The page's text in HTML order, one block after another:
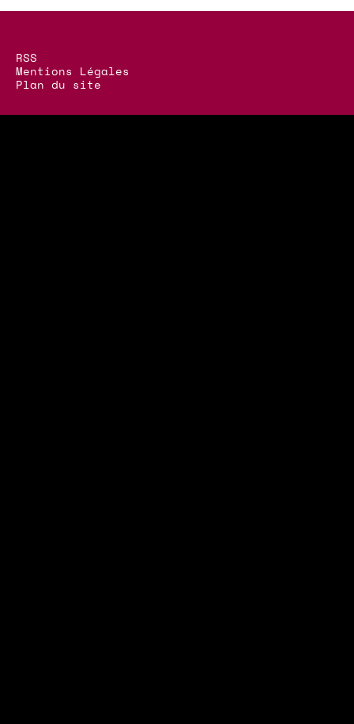
RSS
Mentions Légales
Plan du site